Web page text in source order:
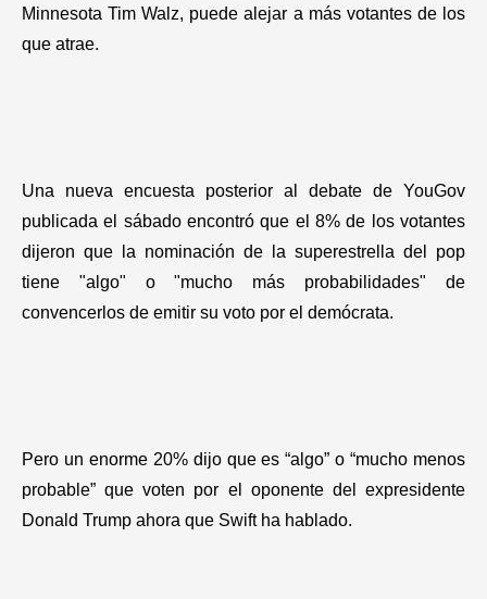
Gastronomía
Minnesota Tim Walz, puede alejar a más votantes de los
que atrae.
Una nueva encuesta posterior al debate de YouGov
publicada el sábado encontró que el 8% de los votantes
dijeron que la nominación de la superestrella del pop
tiene "algo" o "mucho más probabilidades" de
convencerlos de emitir su voto por el demócrata.
Pero un enorme 20% dijo que es “algo” o “mucho menos
probable” que voten por el oponente del expresidente
Donald Trump ahora que Swift ha hablado.